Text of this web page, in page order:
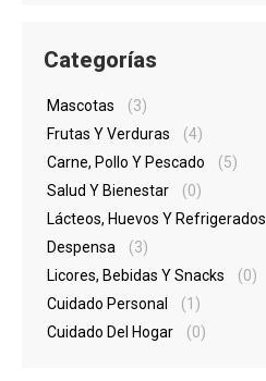
Categorías
Mascotas
(3)
Frutas Y Verduras
(4)
Carne, Pollo Y Pescado
(5)
Salud Y Bienestar
(0)
Lácteos, Huevos Y Refrigerados
Despensa
(3)
Licores, Bebidas Y Snacks
(0)
Cuidado Personal
(1)
Cuidado Del Hogar
(0)